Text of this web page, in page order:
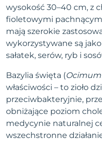
wysokość 30–40 cm, z
fioletowymi
mają szerokie
wykorzystywane są
sałatek, serów, ryb i
Bazylia święta (
właściwości – to zioło
przeciwbakteryjnie,
obniżające poziom
medycynie naturalnej
wszechstronne